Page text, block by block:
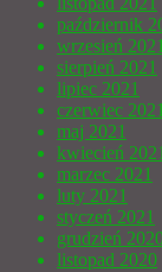
październik
wrzesień 2021
sierpień 2021
lipiec 2021
czerwiec 2021
maj 2021
kwiecień 2021
marzec 2021
luty 2021
styczeń 2021
grudzień
listopad 2020